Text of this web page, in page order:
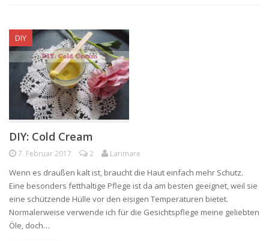
DIY
DIY: Cold Cream
7. Februar 2017 2 Larimare
Wenn es draußen kalt ist, braucht die Haut einfach mehr Schutz.
Eine besonders fetthaltige Pflege ist da am besten geeignet, weil sie
eine schützende Hülle vor den eisigen Temperaturen bietet.
Normalerweise verwende ich für die Gesichtspflege meine geliebten
Öle, doch…